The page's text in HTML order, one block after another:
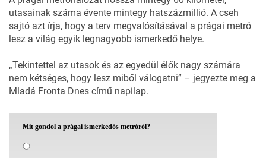
utasainak száma évente mintegy hatszázmillió. A cseh
sajtó azt írja, hogy a terv megvalósításával a prágai metró
lesz a világ egyik legnagyobb ismerkedő helye.
„Tekintettel az utasok és az egyedül élők nagy számára
nem kétséges, hogy lesz miből válogatni” – jegyezte meg a
Mladá Fronta Dnes című napilap.
Mit gondol a prágai ismerkedős metróról?